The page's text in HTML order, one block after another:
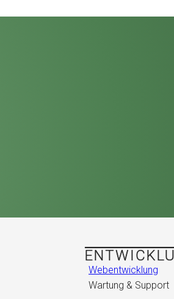
Webentwicklung
Wartung & Support